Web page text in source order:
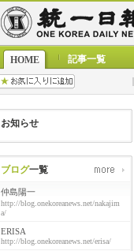
HOME 記事一覧
お知らせ
ブログ一覧
仲島陽一
http://blog.onekoreanews.net/nakajim
a/
ERISA
http://blog.onekoreanews.net/erisa/